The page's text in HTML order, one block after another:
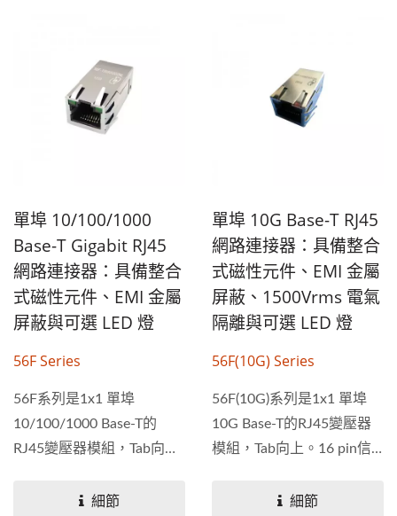
單埠 10/100/1000
Base-T Gigabit RJ45
網路連接器：具備整合
式磁性元件、EMI 金屬
屏蔽與可選 LED 燈
56F Series
56F系列是1x1 單埠
10/100/1000 Base-T的
RJ45變壓器模組，Tab向
選用，可選用帶LED或不帶
細節
單埠 10G Base-T RJ45
網路連接器：具備整合
式磁性元件、EMI 金屬
屏蔽、1500Vrms 電氣
隔離與可選 LED 燈
56F(10G) Series
56F(10G)系列是1x1 單埠
10G Base-T的RJ45變壓器
模組，Tab向上。16 pin信
帶LED，內部磁性對HI-POT
細節